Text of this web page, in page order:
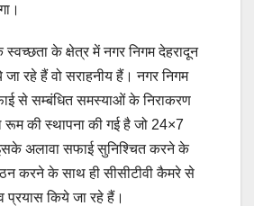
के क्षेत्र में नगर निगम देहरादून
जा रहे हैं वो सराहनीय हैं। नगर निगम
से सम्बंधित समस्याओं के निराकरण
रूम की स्थापना की गई है जो 24×7
अलावा सफाई सुनिश्चित करने के
करने के साथ ही सीसीटीवी कैमरे से
प्रयास किये जा रहे हैं।